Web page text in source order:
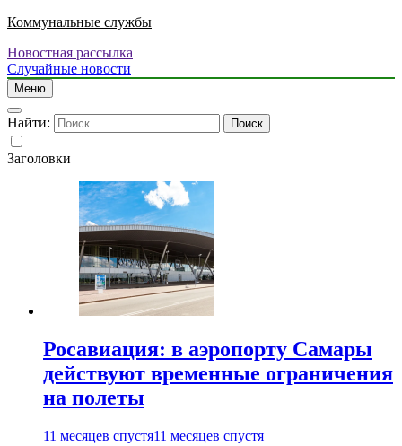
Коммунальные службы
Новостная рассылка
Случайные новости
Меню
Найти:
Заголовки
Росавиация: в аэропорту Самары
действуют временные ограничения
на полеты
11 месяцев спустя11 месяцев спустя